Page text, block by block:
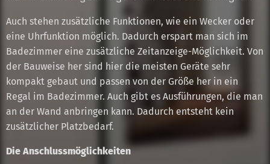
Auch stehen zusätzliche Funktionen, wie ein Wecker oder
eine Uhrfunktion möglich. Dadurch erspart man sich im
Badezimmer eine zusätzliche Zeitanzeige-Möglichkeit. Von
der Bauweise her sind hier die meisten Geräte sehr
kompakt gebaut und passen von der Größe her in ein
Regal im Badezimmer. Auch gibt es Ausführungen, die man
an der Wand anbringen kann. Dadurch entsteht kein
zusätzlicher Platzbedarf.
Die Anschlussmöglichkeiten